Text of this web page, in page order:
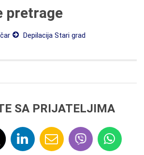
pretrage
Depilacija Stari grad
SA PRIJATELJIMA